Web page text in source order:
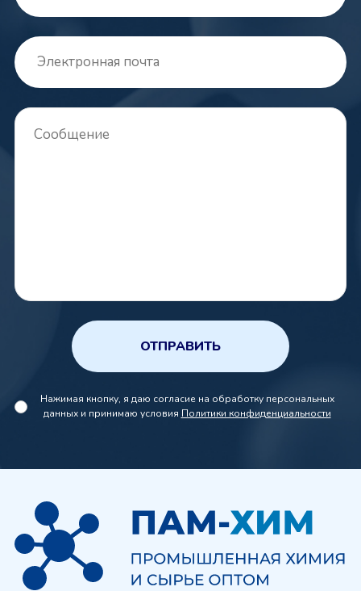
ОТПРАВИТЬ
Нажимая кнопку, я даю согласие на обработку персональных
данных и принимаю условия Политики конфиденциальности